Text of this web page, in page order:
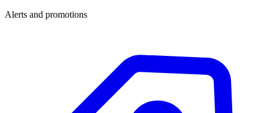
Alerts and promotions